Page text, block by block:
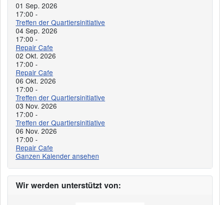
01 Sep. 2026
17:00 -
Treffen der Quartiersinitiative
04 Sep. 2026
17:00 -
Repair Cafe
02 Okt. 2026
17:00 -
Repair Cafe
06 Okt. 2026
17:00 -
Treffen der Quartiersinitiative
03 Nov. 2026
17:00 -
Treffen der Quartiersinitiative
06 Nov. 2026
17:00 -
Repair Cafe
Ganzen Kalender ansehen
Wir werden unterstützt von: